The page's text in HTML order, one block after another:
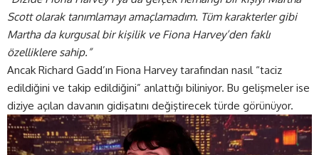
Scott olarak tanımlamayı amaçlamadım. Tüm karakterler gibi
Martha da kurgusal bir kişilik ve Fiona Harvey’den faklı
özelliklere sahip.”
Ancak Richard Gadd’ın Fiona Harvey tarafından nasıl “taciz
edildiğini ve takip edildiğini” anlattığı biliniyor. Bu gelişmeler ise
diziye açılan davanın gidişatını değiştirecek türde görünüyor.